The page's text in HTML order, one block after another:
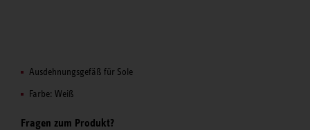
Ausdehnungsgefäß für Sole
Farbe: Weiß
Fragen zum Produkt?